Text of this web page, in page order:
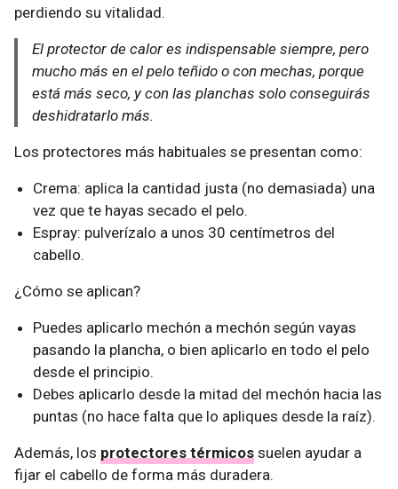
perdiendo su vitalidad.
El protector de calor es indispensable siempre, pero
mucho más en el pelo teñido o con mechas, porque
está más seco, y con las planchas solo conseguirás
deshidratarlo más.
Los protectores más habituales se presentan como:
Crema: aplica la cantidad justa (no demasiada) una
vez que te hayas secado el pelo.
Espray: pulverízalo a unos 30 centímetros del
cabello.
¿Cómo se aplican?
Puedes aplicarlo mechón a mechón según vayas
pasando la plancha, o bien aplicarlo en todo el pelo
desde el principio.
Debes aplicarlo desde la mitad del mechón hacia las
puntas (no hace falta que lo apliques desde la raíz).
Además, los protectores térmicos suelen ayudar a
fijar el cabello de forma más duradera.